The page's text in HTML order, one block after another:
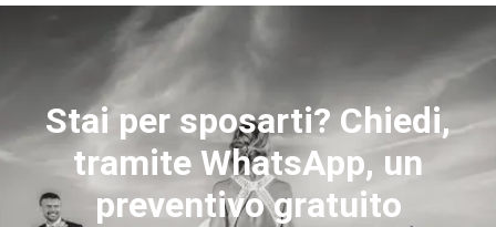
Stai per sposarti? Chiedi,
tramite WhatsApp, un
preventivo gratuito